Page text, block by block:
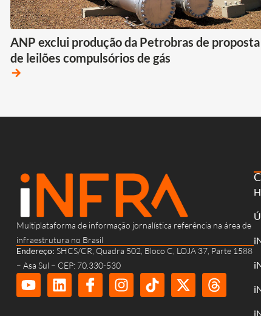
ANP exclui produção da Petrobras de proposta
de leilões compulsórios de gás
arrow_forward
Multiplataforma de informação jornalística referência na área de
infraestrutura no Brasil
Endereço: SHCS/CR, Quadra 502, Bloco C, LOJA 37, Parte 1588
– Asa Sul – CEP: 70.330-530